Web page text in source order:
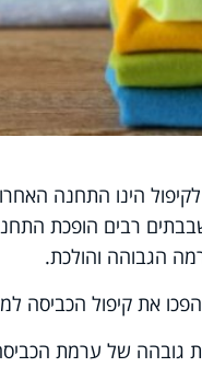
הינו התחנה
רבים הופכת
הגבוהה והולכת.
את קיפול הכביסה
גובהה של ערמת